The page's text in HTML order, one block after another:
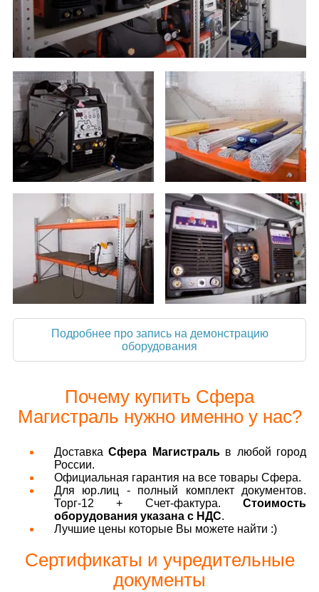
Подробнее про запись на демонстрацию
оборудования
Почему купить Сфера
Магистраль нужно именно у нас?
ДоставкаСфера Магистральв любой город
России.
Официальная гарантия на все товары Сфера.
Для юр.лиц - полный комплект документов.
Торг-12 + Счет-фактура. Стоимость
оборудования указана с НДС.
Лучшие цены которые Вы можете найти :)
Сертификаты и учредительные
документы